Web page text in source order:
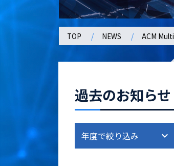
TOP NEWS ACM
過去のお知らせ